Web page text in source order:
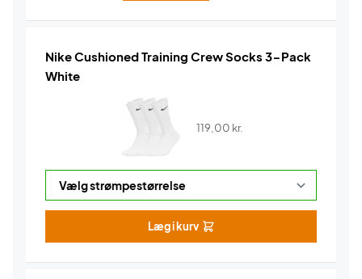
Nike Cushioned Training Crew Socks 3-Pack
White
119,00 kr.
Læg i kurv